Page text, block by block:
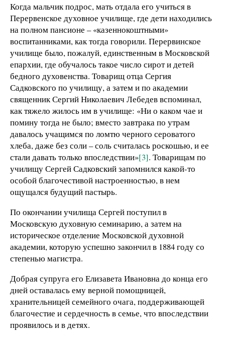
Когда мальчик подрос, мать отдала его учиться в
Перервенское духовное училище, где дети находились
на полном пансионе – «казеннокоштными»
воспитанниками, как тогда говорили. Перервинское
училище было, пожалуй, единственным в Московской
епархии, где обучалось такое число сирот и детей
бедного духовенства. Товарищ отца Сергия
Садковского по училищу, а затем и по академии
священник Сергий Николаевич Лебедев вспоминал,
как тяжело жилось им в училище: «Ни о каком чае и
помину тогда не было; вместо завтрака по утрам
давалось учащимся по ломтю черного сероватого
хлеба, даже без соли – соль считалась роскошью, и ее
стали давать только впоследствии»[3]. Товарищам по
училищу Сергей Садковский запомнился какой-то
особой благочестивой настроенностью, в нем
ощущался будущий пастырь.
По окончании училища Сергей поступил в
Московскую духовную семинарию, а затем на
историческое отделение Московской духовной
академии, которую успешно закончил в 1884 году со
степенью магистра.
Добрая супруга его Елизавета Ивановна до конца его
дней оставалась ему верной помощницей,
хранительницей семейного очага, поддерживающей
благочестие и сердечность в семье, что впоследствии
проявилось и в детях.